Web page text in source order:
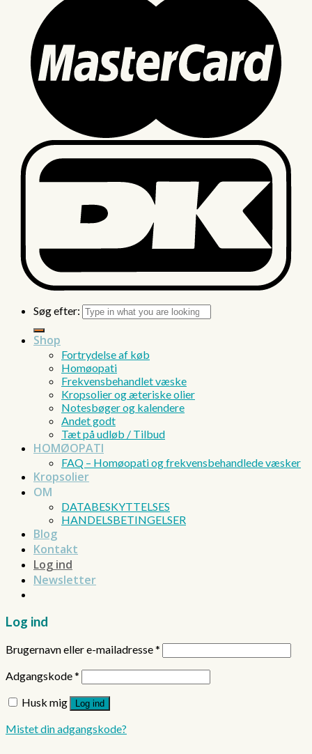
Søg efter:
Shop
Fortrydelse af køb
Homøopati
Frekvensbehandlet væske
Kropsolier og æteriske olier
Notesbøger og kalendere
Andet godt
Tæt på udløb / Tilbud
HOMØOPATI
FAQ – Homøopati og frekvensbehandlede væsker
Kropsolier
OM
DATABESKYTTELSES
HANDELSBETINGELSER
Blog
Kontakt
Log ind
Newsletter
Log ind
Brugernavn eller e-mailadresse*
Adgangskode*
Husk mig
Log ind
Mistet din adgangskode?